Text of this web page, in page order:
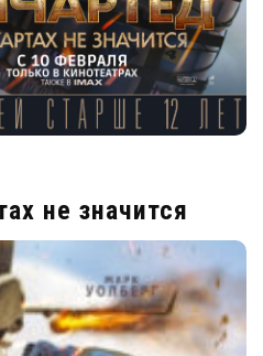
не значится